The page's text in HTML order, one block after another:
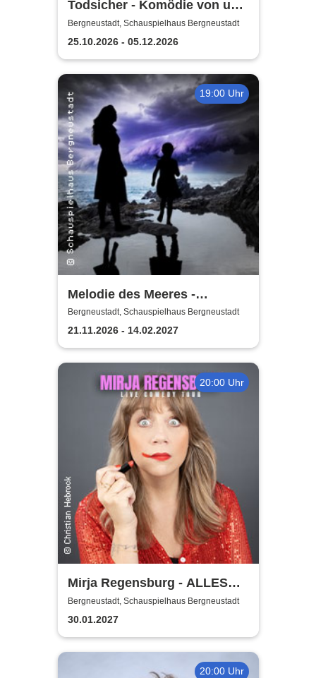
Todsicher - Komödie von und
mit Rita Winter
Bergneustadt, Schauspielhaus Bergneustadt
25.10.2026 - 05.12.2026
19:00 Uhr
Melodie des Meeres -
Schauspielhaus
Bergneustadt
Bergneustadt, Schauspielhaus Bergneustadt
21.11.2026 - 14.02.2027
20:00 Uhr
Mirja Regensburg - ALLES
WIRD GUT!
Bergneustadt, Schauspielhaus Bergneustadt
30.01.2027
20:00 Uhr